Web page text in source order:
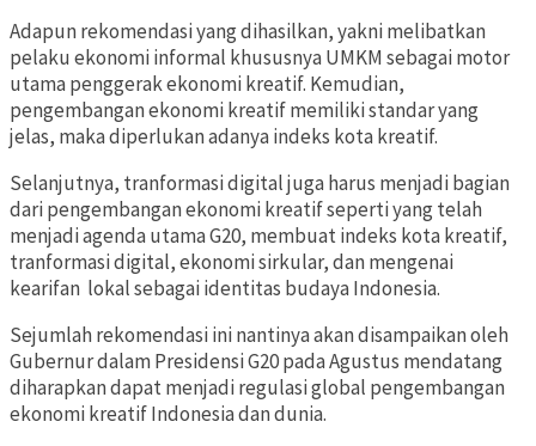
Adapun rekomendasi yang dihasilkan, yakni melibatkan
pelaku ekonomi informal khususnya UMKM sebagai motor
utama penggerak ekonomi kreatif. Kemudian,
pengembangan ekonomi kreatif memiliki standar yang
jelas, maka diperlukan adanya indeks kota kreatif.
Selanjutnya, tranformasi digital juga harus menjadi bagian
dari pengembangan ekonomi kreatif seperti yang telah
menjadi agenda utama G20, membuat indeks kota kreatif,
tranformasi digital, ekonomi sirkular, dan mengenai
kearifan lokal sebagai identitas budaya Indonesia.
Sejumlah rekomendasi ini nantinya akan disampaikan oleh
Gubernur dalam Presidensi G20 pada Agustus mendatang
diharapkan dapat menjadi regulasi global pengembangan
ekonomi kreatif Indonesia dan dunia.